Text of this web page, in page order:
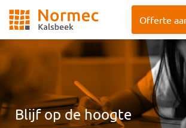
Offerte
Blijf op de hoogte